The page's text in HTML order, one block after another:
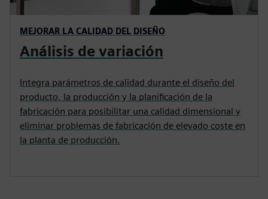
MEJORAR LA CALIDAD DEL DISEÑO
Análisis de variación
Integra parámetros de calidad durante el diseño del
producto, la producción y la planificación de la
fabricación para posibilitar una calidad dimensional y
eliminar problemas de fabricación de elevado coste en
la planta de producción.